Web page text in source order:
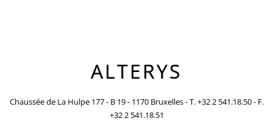
ALTERYS
Chaussée de La Hulpe 177 - B 19 - 1170 Bruxelles - T. +32 2 541.18.50 - F.
+32 2 541.18.51